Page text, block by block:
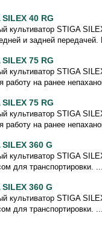
40 RG
культиватор STIGA
и задней передачей.
75 RG
культиватор STIGA
работу на ранее
75 RG
культиватор STIGA
работу на ранее
360 G
культиватор STIGA
для транспортировки. ...
360 G
культиватор STIGA
для транспортировки. ...